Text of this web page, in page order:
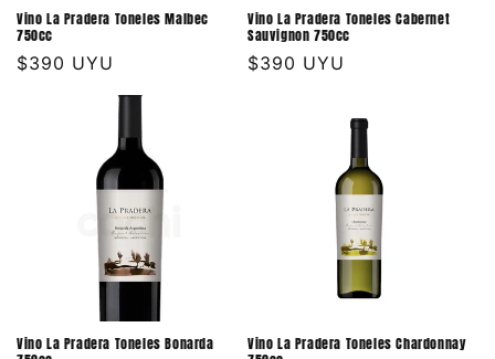
Vino La Pradera Toneles Malbec
750cc
Precio
$390 UYU
Vino La Pradera Toneles Cabernet
Sauvignon 750cc
Precio
$390 UYU
Vino La Pradera Toneles Bonarda
Vino La Pradera Toneles Chardonnay